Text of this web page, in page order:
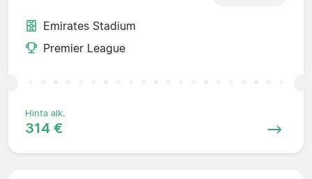
Emirates Stadium
Premier League
Hinta alk.
314 €